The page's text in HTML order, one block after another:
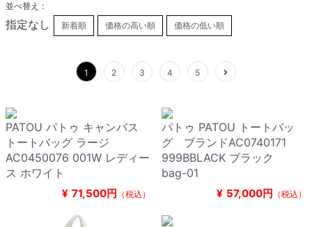
並べ替え：
指定なし 新着順 価格の高い順 価格の低い順
1 2 3 4 5
PATOU パトゥ キャンバス
トートバッグ ラージ
AC0450076 001W レディー
ス ホワイト
¥ 71,500円 （税込）
パトゥ PATOU トートバッ
グ ブランドAC0740171
999BBLACK ブラック
bag-01
¥ 57,000円 （税込）